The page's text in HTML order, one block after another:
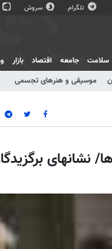
تلگرام سروش
موسیقی و هنرهای تجسمی
سلامت جامعه اقتصاد بازار
نشانهای